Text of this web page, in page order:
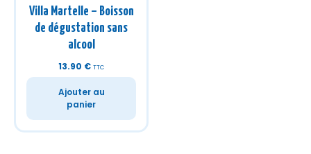
Villa Martelle – Boisson
de dégustation sans
alcool
13.90 € TTC
Ajouter au
panier